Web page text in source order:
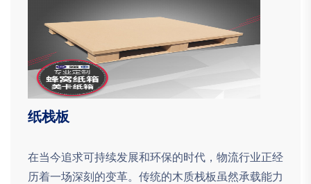
纸栈板
在当今追求可持续发展和环保的时代，物流行业正经
历着一场深刻的变革。传统的木质栈板虽然承载能力